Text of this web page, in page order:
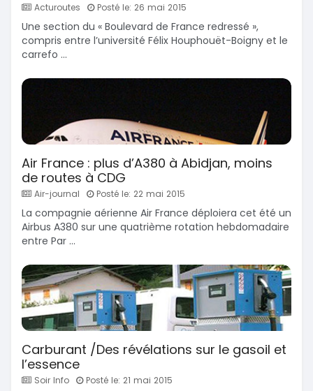
Acturoutes Posté le: 26 mai 2015
Une section du « Boulevard de France redressé »,
compris entre l’université Félix Houphouët-Boigny et le
carrefo ...
Air France : plus d’A380 à Abidjan, moins
de routes à CDG
Air-journal Posté le: 22 mai 2015
La compagnie aérienne Air France déploiera cet été un
Airbus A380 sur une quatrième rotation hebdomadaire
entre Par ...
Carburant /Des révélations sur le gasoil et
l’essence
Soir Info Posté le: 21 mai 2015